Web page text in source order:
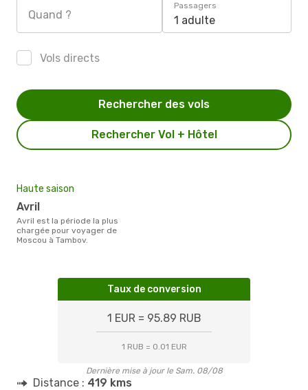
Quand ?
Passagers
1 adulte
Vols directs
Rechercher Vol + Hôtel
Rechercher des vols
Haute saison
avril
avril est la période la plus
chargée pour voyager de
Moscou à Tambov.
Taux de conversion
1 EUR = 95.89 RUB
1 RUB = 0.01 EUR
Dernière mise à jour le Sam. 08/08
Distance : 419 kms